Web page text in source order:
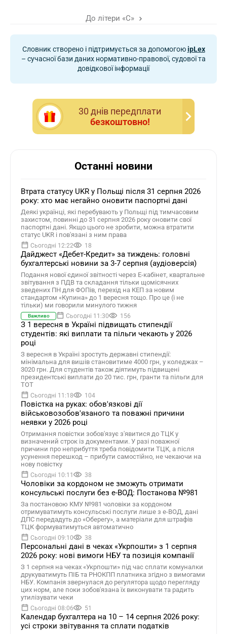
До літери «С»
Словник створено і підтримується за допомогоюipLex
– сучасної бази даних нормативно-правової, судової та
довідкової інформації
30 днiв передплати
безкоштовно!
Останні новини
Втрата статусу UKR у Польщі після 31 серпня 2026
року: хто має негайно оновити паспортні дані
Деякі українці, які перебувають у Польщі під тимчасовим
захистом, повинні до 31 серпня 2026 року оновити свої
паспортні дані. Якщо цього не зробити, можна втратити
статус UKR і пов'язані з ним права
Сьогодні 12:22 18
Дайджест «Дебет-Кредит» за тиждень: головні
бухгалтерські новини за 3-7 серпня (аудіоверсія)
Подання нової єдиної звітності через Е-кабінет, квартальне
звітування з ПДВ та складання тільки щомісячних
зведених ПН для ФОПів, перехід на КЕП за новим
стандартом «Купина» до 1 вересня тощо. Про це (і не
тільки) ми говорили минулого тижня
Важливо Сьогодні 11:30 156
З 1 вересня в Україні підвищать стипендії
студентів: які виплати та пільги чекають у 2026
році
З вересня в Україні зростуть державні стипендії:
мінімальна для вишів становитиме 4000 грн, у коледжах –
3020 грн. Для студентів також діятимуть підвищені
президентські виплати до 20 тис. грн, гранти та пільги для
ТОТ
Сьогодні 11:18 104
Повістка на руках: обов'язкові дії
військовозобов'язаного та поважні причини
неявки у 2026 році
Отримання повістки зобов'язує з'явитися до ТЦК у
визначений строк із документами. У разі поважної
причини про неприбуття треба повідомити ТЦК, а після
усунення перешкод – прибути самостійно, не чекаючи на
нову повістку
Сьогодні 10:11 38
Чоловіки за кордоном не зможуть отримати
консульські послуги без е-ВОД: Постанова №981
За постановою КМУ №981 чоловіки за кордоном
отримуватимуть консульські послуги лише з е-ВОД, дані
ДПС передадуть до «Оберегу», а матеріали для штрафів
ТЦК формуватимуться автоматично
Сьогодні 09:10 38
Персональні дані в чеках «Укрпошти» з 1 серпня
2026 року: нові вимоги НБУ та позиція компанії
З 1 серпня на чеках «Укрпошти» під час сплати комуналки
друкуватимуть ПІБ та РНОКПП платника згідно з вимогами
НБУ. Компанія звернулася до регулятора щодо перегляду
цих норм, але поки зобов'язана їх виконувати та радить
утилізувати чеки
Сьогодні 08:06 51
Календар бухгалтера на 10 – 14 серпня 2026 року:
усі строки звітування та сплати податків